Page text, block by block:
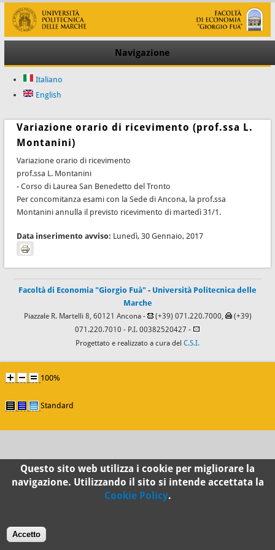
Navigazione
Italiano
English
Variazione orario di ricevimento (prof.ssa L.
Montanini)
Variazione orario di ricevimento
prof.ssa L. Montanini
- Corso di Laurea San Benedetto del Tronto
Per concomitanza esami con la Sede di Ancona, la prof.ssa
Montanini annulla il previsto ricevimento di martedì 31/1.
Data inserimento avviso: Lunedì, 30 Gennaio, 2017
Facoltà di Economia "Giorgio Fuà" - Università Politecnica delle
Marche
Piazzale R. Martelli 8, 60121 Ancona - (+39) 071.220.7000,
(+39)
071.220.7010 - P.I. 00382520427 -
Progettato e realizzato a cura del C.S.I.
100%
Standard
Questo sito web utilizza i cookie per migliorare la
navigazione. Utilizzando il sito si intende accettata la
Cookie Policy.
Accetto